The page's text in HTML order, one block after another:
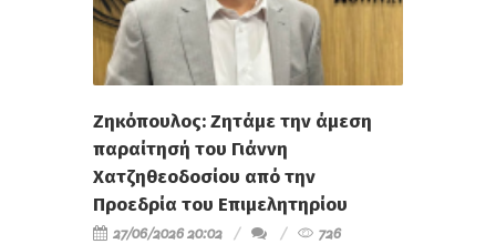
Ζηκόπουλος: Ζητάμε την άμεση
παραίτησή του Γιάννη
Χατζηθεοδοσίου από την
Προεδρία του Επιμελητηρίου
27/06/2026 20:02 726